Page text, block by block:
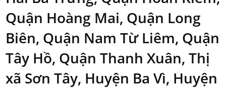
Quận Hoàng Mai, Quận Long
Biên, Quận Nam Từ Liêm, Quận
Tây Hồ, Quận Thanh Xuân, Thị
xã Sơn Tây, Huyện Ba Vì, Huyện